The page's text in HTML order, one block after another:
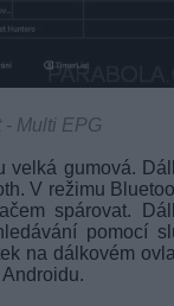
Multi EPG
velká gumová.
V režimu
spárovat.
pomocí
na dálkovém